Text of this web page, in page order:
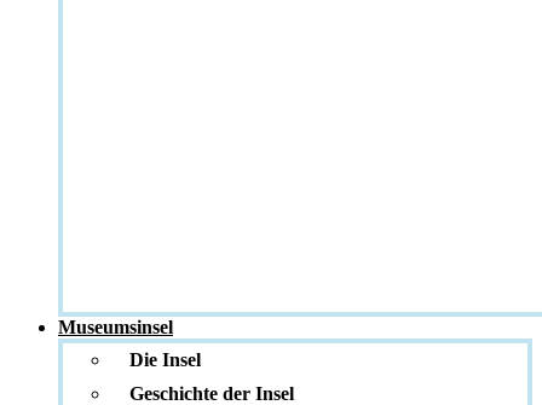
Museumsinsel
Die Insel
Geschichte der Insel